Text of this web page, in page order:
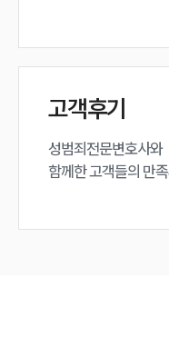
고객후기
성범죄전문변호사와
함께한 고객들의 만